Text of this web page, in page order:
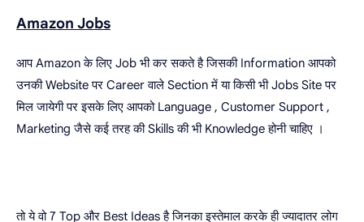
Amazon Jobs
आप Amazon के लिए Job भी कर सकते है जिसकी Information आपको
उनकी Website पर Career वाले Section में या किसी भी Jobs Site पर
मिल जायेगी पर इसके लिए आपको Language , Customer Support ,
Marketing जैसे कई तरह की Skills की भी Knowledge होनी चाहिए ।
तो ये वो 7 Top और Best Ideas है जिनका इस्तेमाल करके ही ज्यादातर लोग